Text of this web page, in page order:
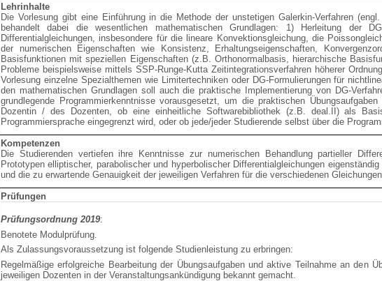
Lehrinhalte
Die Vorlesung gibt eine Einführung in die Methode der unstetigen Galerkin-Verfahren
behandelt dabei die wesentlichen mathematischen Grundlagen: 1) Herleitung der
Differentialgleichungen, insbesondere für die lineare Konvektionsgleichung, die
der numerischen Eigenschaften wie Konsistenz, Erhaltungseigenschaften,
Basisfunktionen mit speziellen Eigenschaften (z.B. Orthonormalbasis, hierarchische
Probleme beispielsweise mittels SSP-Runge-Kutta Zeitintegrationsverfahren höherer
Vorlesung einzelne Spezialthemen wie Limitertechniken oder DG-Formulierungen für
den mathematischen Grundlagen soll auch die praktische Implementierung von DG-
grundlegende Programmierkenntnisse vorausgesetzt, um die praktischen
Dozentin / des Dozenten, ob eine einheitliche Softwarebibliothek (z.B. deal.II) als
Programmiersprache eingegrenzt wird, oder ob jede/jeder Studierende selbst über die
Kompetenzen
Die Studierenden vertiefen ihre Kenntnisse zur numerischen Behandlung partieller
Prototypen elliptischer, parabolischer und hyperbolischer Differentialgleichungen
und die zu erwartende Genauigkeit der jeweiligen Verfahren für die verschiedenen
Prüfungen
Prüfungsordnung 2019:
Benotete Modulprüfung.
Als Zulassungsvoraussetzung ist folgende Studienleistung zu erbringen:
Regelmäßige erfolgreiche Bearbeitung der Übungsaufgaben und aktive Teilnahme an den
jeweiligen Dozenten in der Veranstaltungsankündigung bekannt gemacht.